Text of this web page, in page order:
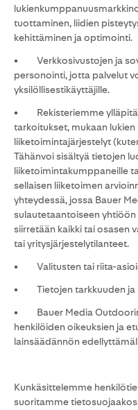
tuottaminen, liidien
kehittäminen ja optimointi.
• Verkkosivustojen ja
personointi, jotta palvelut
yksilöllisestikäyttäjille.
• Rekisteriemme
tarkoitukset, mukaan
liiketoimintajärjestelyt
Tähänvoi sisältyä tietojen
liiketoimintakumppaneille
sellaisen liiketoimen
yhteydessä, jossa Bauer
sulautetaantoiseen
siirretään kaikki tai osasen
tai yritysjärjestelytilanteet.
• Valitusten tai riita-
• Tietojen tarkkuuden ja
• Bauer Media
henkilöiden oikeuksien ja
lainsäädännön
Kunkäsittelemme
suoritamme